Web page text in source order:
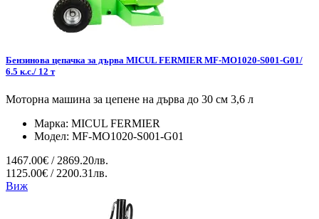
Бензинова цепачка за дърва MICUL FERMIER MF-MO1020-S001-G01/
6.5 к.с./ 12 т
Моторна машина за цепене на дърва до 30 см 3,6 л
Марка: MICUL FERMIER
Модел: MF-MO1020-S001-G01
1467.00€ / 2869.20лв.
1125.00€ / 2200.31лв.
Виж